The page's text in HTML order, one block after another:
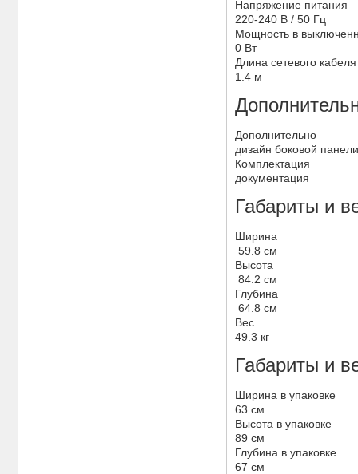
Напряжение питания
220-240 В / 50 Гц
Мощность в
0 Вт
Длина сетевого кабеля
1.4 м
Дополнительно
дизайн боковой
Комплектация
документация
Габариты и
Ширина
59.8 см
Высота
84.2 см
Глубина
64.8 см
Вес
49.3 кг
Габариты и
Ширина в упаковке
63 см
Высота в упаковке
89 см
Глубина в упаковке
67 см